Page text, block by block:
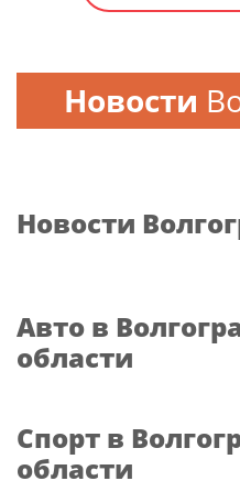
Новости
Новости
Авто в
области
Спорт в
области